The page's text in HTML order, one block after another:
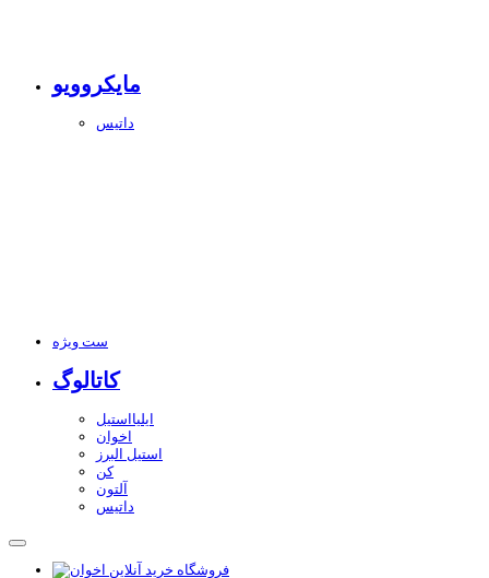
مایکروویو
داتیس
ست ویژه
کاتالوگ
ایلیااستیل
اخوان
استیل البرز
کن
آلتون
داتیس